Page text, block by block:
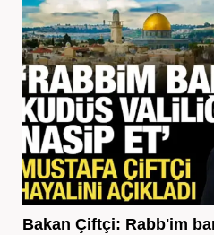
Bakan Çiftçi: Rabb'im